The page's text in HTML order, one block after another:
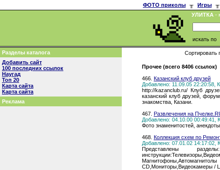
ФОТО приколы ╥ Игры
╥
УЛИТКА -
искать по
Разделы каталога
Добавить сайт
100 последних ссылок
Наугад
Топ 20
Карта сайта
Карта сайта
Реклама
Сортировать
Прочее (всего 8406 ссылок)
466. Казанский клуб друзей
Добавлено: 11.09.05 22:20:58,
http://kazanclub.ru/ Клуб
казанский клуб друзей,
знакомства, Казани.
467. Развлечения на
Добавлено: 04.10.00 00:49:41,
Фото знаменитостей,
468. Коллекция схем по
Добавлено: 07.01.02 14:17:02,
Представлены
CD,Мониторы,Видеокамеры /